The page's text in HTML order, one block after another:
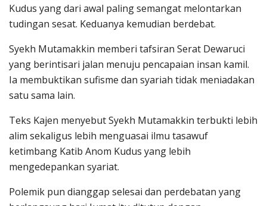
Kudus yang dari awal paling semangat melontarkan
tudingan sesat. Keduanya kemudian berdebat.
Syekh Mutamakkin memberi tafsiran Serat Dewaruci
yang berintisari jalan menuju pencapaian insan kamil.
Ia membuktikan sufisme dan syariah tidak meniadakan
satu sama lain.
Teks Kajen menyebut Syekh Mutamakkin terbukti lebih
alim sekaligus lebih menguasai ilmu tasawuf
ketimbang Katib Anom Kudus yang lebih
mengedepankan syariat.
Polemik pun dianggap selesai dan perdebatan yang